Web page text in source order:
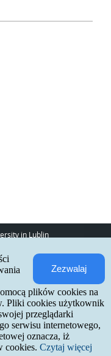
in Lublin
06-17
Zezwalaj
plików cookies na
Pliki cookies użytkownik
przeglądarki
serwisu internetowego,
oznacza, iż
cookies. Czytaj więcej